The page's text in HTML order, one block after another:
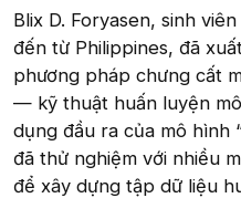
Blix D. Foryasen, sinh
đến từ Philippines, đã
phương pháp chưng cất
— kỹ thuật huấn luyện
dụng đầu ra của mô hình
đã thử nghiệm với nhiều
để xây dựng tập dữ liệu